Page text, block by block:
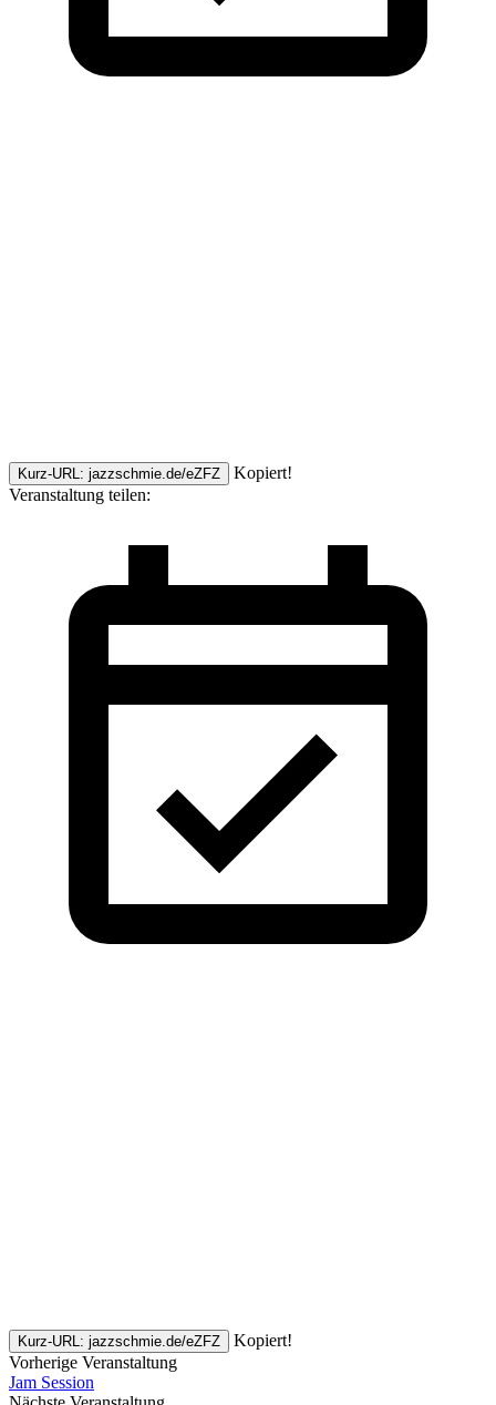
Kurz-URL: jazzschmie.de/eZFZ
Kopiert!
Veranstaltung teilen:
Kurz-URL: jazzschmie.de/eZFZ
Kopiert!
Vorherige Veranstaltung
Jam Session